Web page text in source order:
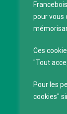
pour vous
Ces
"Tout
Pour les
cookies"